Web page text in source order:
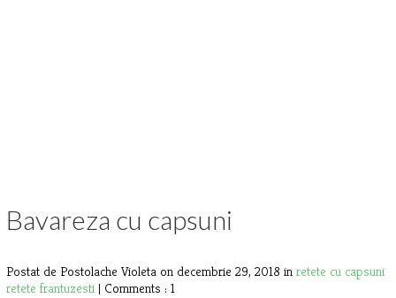
Bavareza cu capsuni
Postat de Postolache Violeta on decembrie 29, 2018 in retete cu capsuni
retete frantuzesti | Comments : 1